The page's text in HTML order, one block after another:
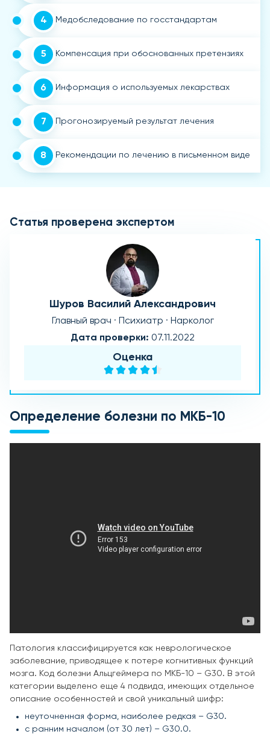
4 Медобследование по госстандартам
5 Компенсация при обоснованных претензиях
6 Информация о используемых лекарствах
7 Прогонозируемый результат лечения
8 Рекомендации по лечению в письменном виде
Статья проверена экспертом
Шуров Василий Александрович
Главный врач · Психиатр · Нарколог
Дата проверки: 07.11.2022
Оценка
Определение болезни по МКБ-10
Патология классифицируется как неврологическое
заболевание, приводящее к потере когнитивных функций
мозга. Код болезни Альцгеймера по МКБ-10 – G30. В этой
категории выделено еще 4 подвида, имеющих отдельное
описание особенностей и свой уникальный шифр:
неуточненная форма, наиболее редкая – G30.
с ранним началом (от 30 лет) – G30.0.